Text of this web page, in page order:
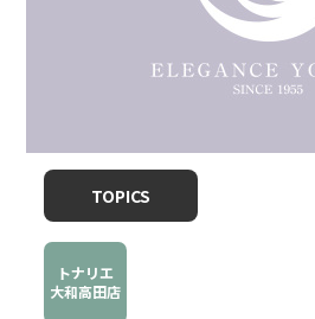
TOPICS
トナリエ
大和高田店